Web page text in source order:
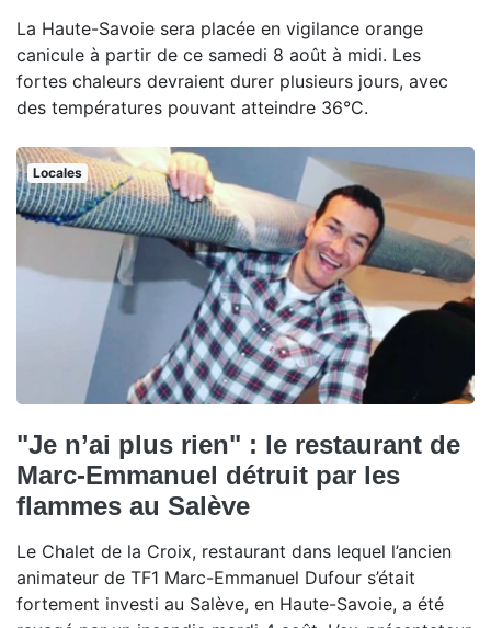
La Haute-Savoie sera placée en vigilance orange
canicule à partir de ce samedi 8 août à midi. Les
fortes chaleurs devraient durer plusieurs jours, avec
des températures pouvant atteindre 36°C.
Locales
"Je n’ai plus rien" : le restaurant de
Marc-Emmanuel détruit par les
flammes au Salève
Le Chalet de la Croix, restaurant dans lequel l’ancien
animateur de TF1 Marc-Emmanuel Dufour s’était
fortement investi au Salève, en Haute-Savoie, a été